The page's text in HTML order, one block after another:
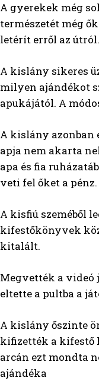
A gyerekek még
természetét még
letérít erről az
A kislány sikeres
milyen ajándékot
apukájától. A
A kislány azonban
apja nem akarta
apa és fia
veti fel őket a pénz.
A kisfiú szeméből
kifestőkönyvek
kitalált.
Megvették a videó
eltette a pultba a
A kislány őszinte
kifizették a kifestő
arcán ezt mondta
ajándéka